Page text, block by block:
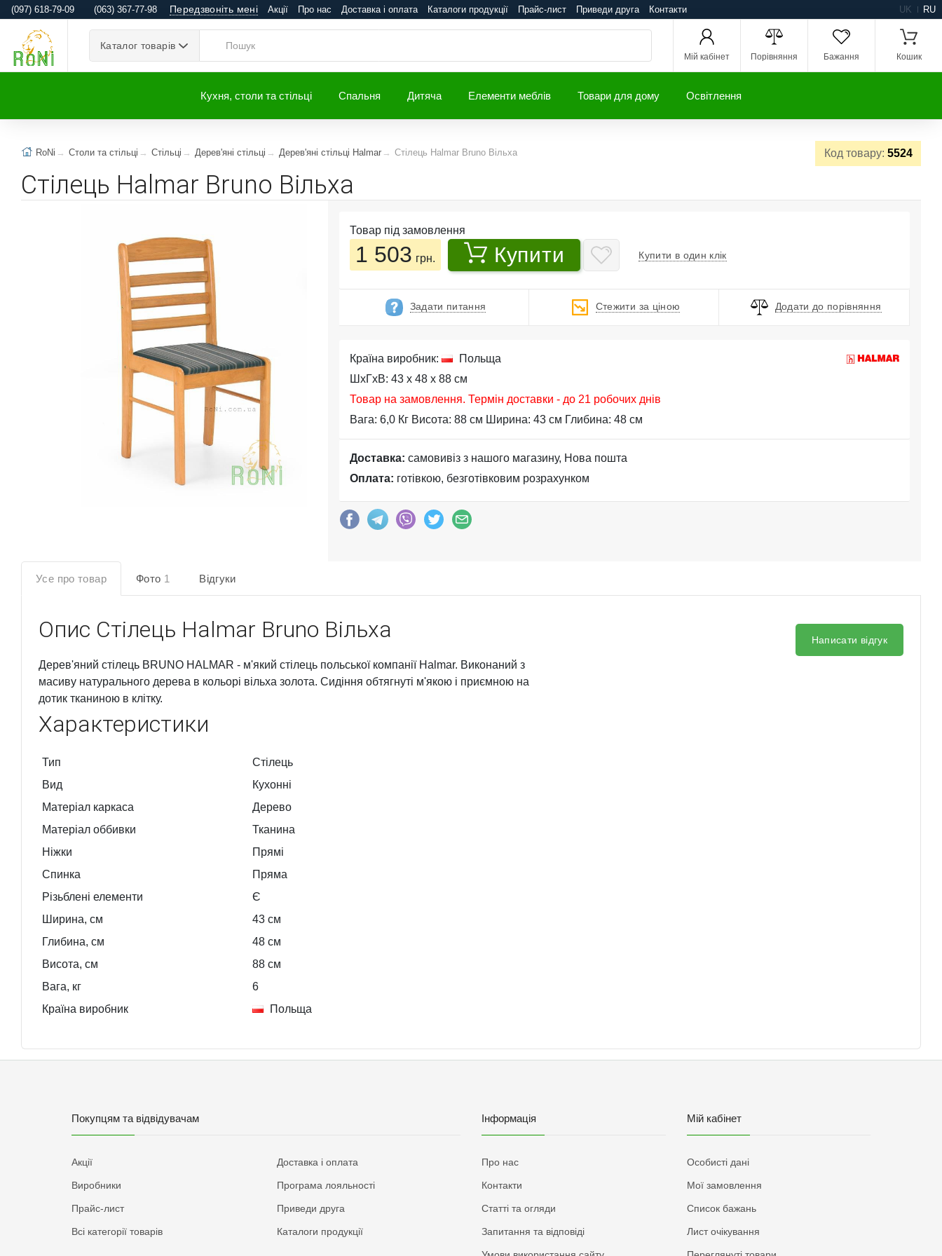
(097) 618-79-09 (063) 367-77-98 Передзвоніть мені Акції Про нас Доставка і оплата Каталоги продукції Прайс-лист Приведи друга Контакти UK RU
Каталог товарів
Мій кабінет Порівняння Бажання Кошик
Кухня, столи та стільці Спальня Дитяча Елементи меблів Товари для дому Освітлення
Код товару: 5524
RoNi Столи та стільці Стільці Дерев'яні стільці Дерев'яні стільці Halmar Стілець Halmar Bruno Вільха
Стілець Halmar Bruno Вільха
Товар під замовлення
1 503 грн. Купити Купити в один клік
Задати питання Стежити за ціною Додати до порівняння
Країна виробник:
Польща
ШхГхВ: 43 x 48 x 88 см
Товар на замовлення. Термін доставки - до 21 робочих днів
Вага: 6,0 Кг Висота: 88 см Ширина: 43 см Глибина: 48 см
Доставка: самовивіз з нашого магазину, Нова пошта
Оплата: готівкою, безготівковим розрахунком
Усе про товар Фото 1 Відгуки
Опис Стілець Halmar Bruno Вільха
Дерев'яний стілець BRUNO HALMAR - м'який стілець польської компанії Halmar. Виконаний з
масиву натурального дерева в кольорі вільха золота. Сидіння обтягнуті м'якою і приємною на
дотик тканиною в клітку.
Характеристики
Тип
Стілець
Вид
Кухонні
Матеріал каркаса
Дерево
Матеріал оббивки
Тканина
Ніжки
Прямі
Спинка
Пряма
Різьблені елементи
Є
Ширина, см
43 см
Глибина, см
48 см
Висота, см
88 см
Вага, кг
6
Країна виробник
Польща
Написати відгук
Покупцям та відвідувачам
Акції
Виробники
Прайс-лист
Всі категорії товарів
Доставка і оплата
Програма лояльності
Приведи друга
Каталоги продукції
Інформація
Про нас
Контакти
Статті та огляди
Запитання та відповіді
Мій кабінет
Особисті дані
Мої замовлення
Список бажань
Лист очікування